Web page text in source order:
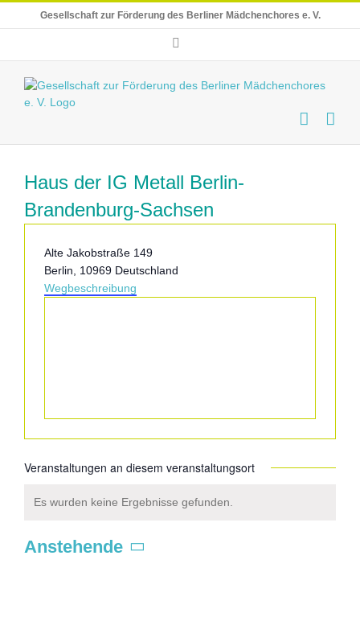
Gesellschaft zur Förderung des Berliner Mädchenchores e. V.
Haus der IG Metall Berlin-
Brandenburg-Sachsen
Adresse
Alte Jakobstraße 149
Berlin, 10969 Deutschland
Wegbeschreibung
Veranstaltungen an diesem veranstaltungsort
Hinweis
Es wurden keine Ergebnisse gefunden.
Anstehende